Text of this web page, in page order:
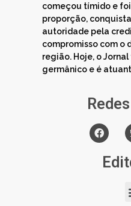
começou tímido e
proporção,
autoridade pela
compromisso com o
região. Hoje, o
germânico e é